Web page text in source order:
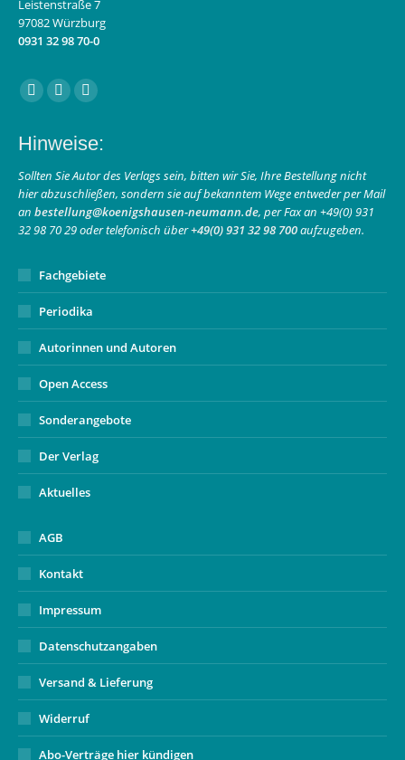
Leistenstraße 7
97082 Würzburg
0931 32 98 70-0
Finden Sie uns auf:
Facebook
opens
in
new
window
Instagram
opens
in
new
window
E-
page
opens
in
new
window
Hinweise:
Sollten Sie Autor des Verlags sein, bitten wir Sie, Ihre Bestellung nicht
hier abzuschließen, sondern sie auf bekanntem Wege entweder per Mail
an bestellung@koenigshausen-neumann.de, per Fax an +49(0) 931
32 98 70 29 oder telefonisch über+49(0) 931 32 98 700aufzugeben.
Fachgebiete
Periodika
Autorinnen und Autoren
Open Access
Sonderangebote
Der Verlag
Aktuelles
AGB
Kontakt
Impressum
Datenschutzangaben
Versand & Lieferung
Widerruf
Abo-Verträge hier kündigen